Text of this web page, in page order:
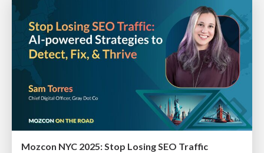
Mozcon NYC 2025: Stop Losing SEO Traffic